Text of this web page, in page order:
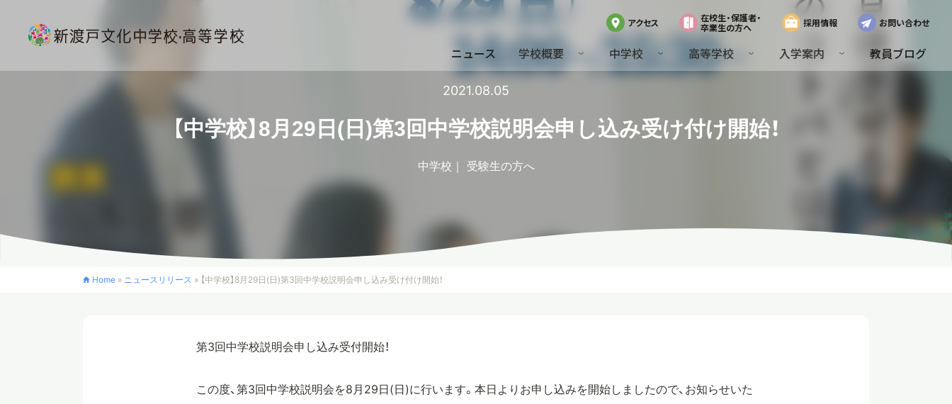
アクセス
在校生・保護者・
卒業生の方へ
採用情報 お問い合わせ
ニュース 学校概要 中学校 高等学校 入学案内 教員ブログ
2021.08.05
【中学校】8月29日(日)第3回中学校説明会申し込み受け付け開始！
中学校 受験生の方へ
Home » ニュースリリース » 【中学校】8月29日(日)第3回中学校説明会申し込み受け付け開始！
第3回中学校説明会申し込み受付開始！
この度、第3回中学校説明会を8月29日(日)に行います。本日よりお申し込みを開始しましたので、お知らせいた